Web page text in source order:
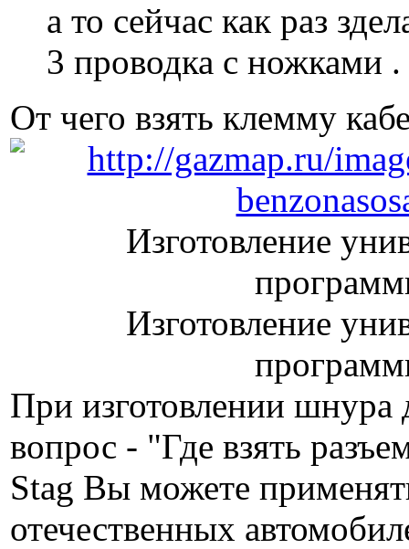
а то сейчас как раз
3 проводка с ножками .
От чего взять клемму
Изготовление
Изготовление
При изготовлении шнура
вопрос - "Где взять
Stag Вы можете
отечественных